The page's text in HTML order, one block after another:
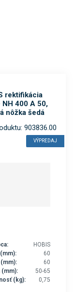
rektifikácia
NH 400 A 50,
nôžka šedá
903836.00
VÝPREDAJ
HOBIS
60
(mm):
60
(mm):
50-65
(kg):
0,75